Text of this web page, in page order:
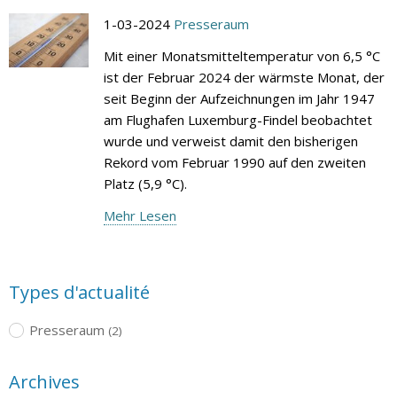
1-03-2024 Presseraum
Mit einer Monatsmitteltemperatur von 6,5 °C
ist der Februar 2024 der wärmste Monat, der
seit Beginn der Aufzeichnungen im Jahr 1947
am Flughafen Luxemburg-Findel beobachtet
wurde und verweist damit den bisherigen
Rekord vom Februar 1990 auf den zweiten
Platz (5,9 °C).
Mehr Lesen
Types d'actualité
Presseraum (2)
Archives